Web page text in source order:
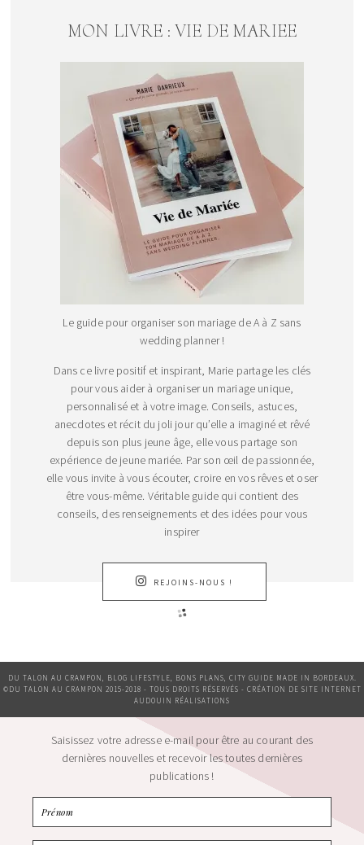
MON LIVRE : VIE DE MARIEE
Le guide pour organiser son mariage de A à Z sans
wedding planner !
Dans ce livre positif et inspirant, Marie partage les clés
pour vous aider à organiser un mariage unique,
personnalisé et à votre image. Conseils, astuces,
anecdotes et récit du joli jour qu’elle a imaginé et rêvé
depuis son plus jeune âge, elle vous partage son
expérience de jeune mariée. Par son œil de passionnée,
elle vous invite à vous écouter, croire en vos rêves et oser
être vous-même. Véritable guide qui contient des
conseils, des renseignements et des idées pour vous
inspirer
REJOINS-NOUS !
DU TALON AU CRAMPON, BLOG LIFESTYLE, BONS PLANS, CITY GUIDE MADE IN BORDEAUX.
©DU TALON AU CRAMPON 2015-2018 - TOUS DROITS RÉSERVÉS - CRÉATION DE SITE INTERNET
AUDOUIN RÉALISATIONS
Saisissez votre adresse e-mail pour être au courant des
dernières nouvelles et recevoir les toutes dernières
publications !